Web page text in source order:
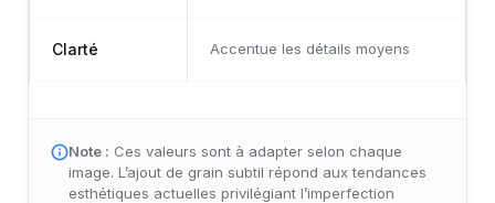
Clarté Accentue les détails moyens
Note : Ces valeurs sont à adapter selon chaque
image. L’ajout de grain subtil répond aux tendances
esthétiques actuelles privilégiant l’imperfection